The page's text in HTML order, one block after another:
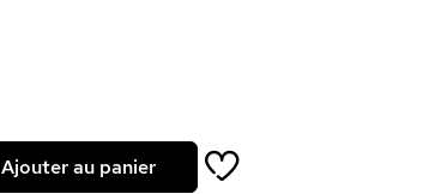
Ajouter au panier